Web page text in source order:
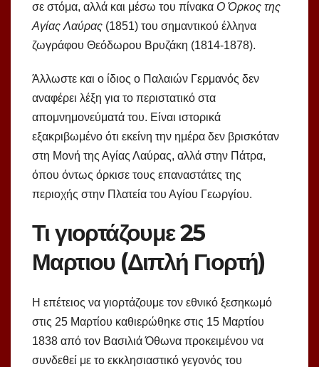
σε στόμα, αλλά και μέσω του πίνακα Ο Όρκος της
Αγίας Λαύρας (1851) του σημαντικού έλληνα
ζωγράφου Θεόδωρου Βρυζάκη (1814-1878).
Άλλωστε και ο ίδιος ο Παλαιών Γερμανός δεν
αναφέρει λέξη για το περιστατικό στα
απομνημονεύματά του. Είναι ιστορικά
εξακριβωμένο ότι εκείνη την ημέρα δεν βρισκόταν
στη Μονή της Αγίας Λαύρας, αλλά στην Πάτρα,
όπου όντως όρκισε τους επαναστάτες της
περιοχής στην Πλατεία του Αγίου Γεωργίου.
Τι γιορτάζουμε 25
Μαρτιου (Διπλή Γιορτή)
Η επέτειος να γιορτάζουμε τον εθνικό ξεσηκωμό
στις 25 Μαρτίου καθιερώθηκε στις 15 Μαρτίου
1838 από τον Βασιλιά Όθωνα προκειμένου να
συνδεθεί με το εκκλησιαστικό γεγονός του